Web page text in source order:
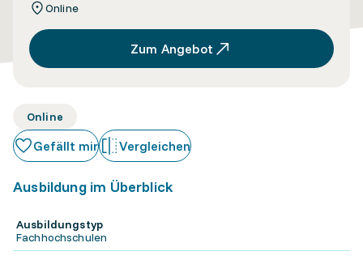
Online
Zum Angebot
Online
Gefällt mir Vergleichen
Ausbildung im Überblick
Ausbildungstyp
Fachhochschulen